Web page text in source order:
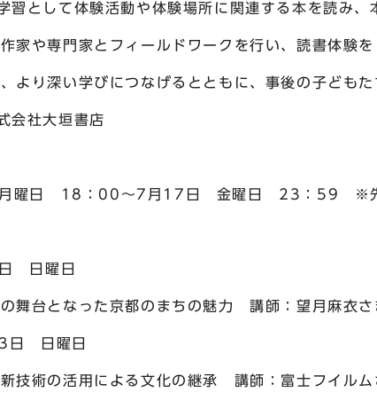
として体験活動や体験場所に関連する本を読み、
フィールドワークを行い、読書体験をリ
につなげるとともに、事後の子どもたちの
社大垣書店
日 18：00～7月17日 金曜日 23：59 ※
日曜日
なった京都のまちの魅力 講師：望月麻衣さ
日 日曜日
活用による文化の継承 講師：富士フイルム